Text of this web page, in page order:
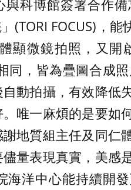
科博館簽署合作
(TORI FOCUS)，
顯微鏡拍照，又開
同，皆為疊圖合成
動拍攝，有效降低
唯一麻煩的是要如
地質組主任及同仁
量表現真實，美感
海洋中心能持續開